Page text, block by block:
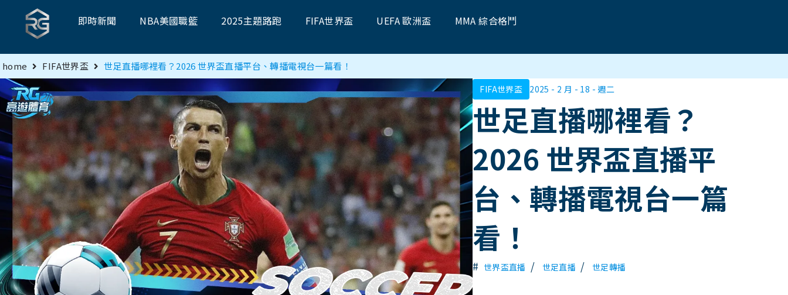
即時新聞 NBA美國職籃 2025主題路跑 FIFA世界盃 UEFA 歐洲盃 MMA 綜合格鬥
home FIFA世界盃 世足直播哪裡看？2026 世界盃直播平台、轉播電視台一篇看！
FIFA世界盃 2025 - 2 月 - 18 - 週二
世足直播哪裡看？
2026 世界盃直播平
台、轉播電視台一篇
看！
# 世界盃直播 / 世足直播 / 世足轉播